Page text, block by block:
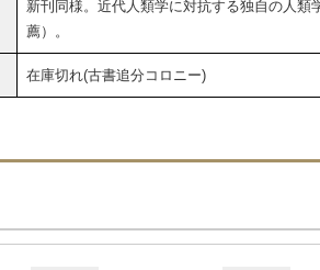
新刊同様。近代人類学に対抗する独自の人類
薦）。
在庫切れ(古書追分コロニー)